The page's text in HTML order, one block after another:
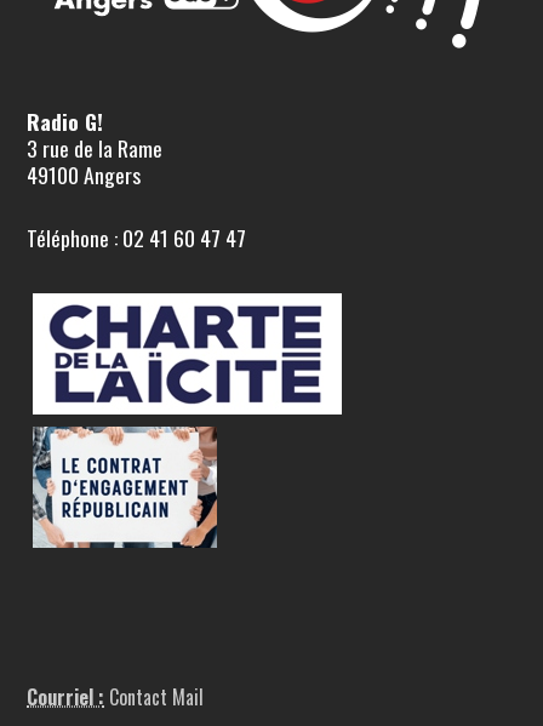
Radio G!
3 rue de la Rame
49100 Angers
Téléphone : 02 41 60 47 47
Courriel : Contact Mail